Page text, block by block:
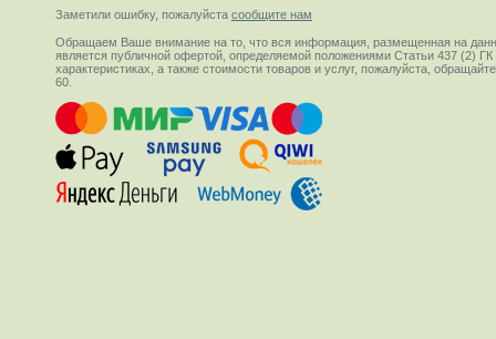
Заметили ошибку, пожалуйста сообщите нам
Обращаем Ваше внимание на то, что вся информация, размещенная на
является публичной офертой, определяемой положениями Статьи 437 (2)
характеристиках, а также стоимости товаров и услуг, пожалуйста,
60.